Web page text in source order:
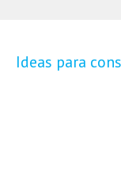
Ideas para